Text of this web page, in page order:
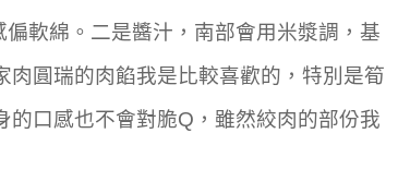
軟綿。二是醬汁，南部會用米漿調，基
肉圓瑞的肉餡我是比較喜歡的，特別是筍
口感也不會對脆Q，雖然絞肉的部份我